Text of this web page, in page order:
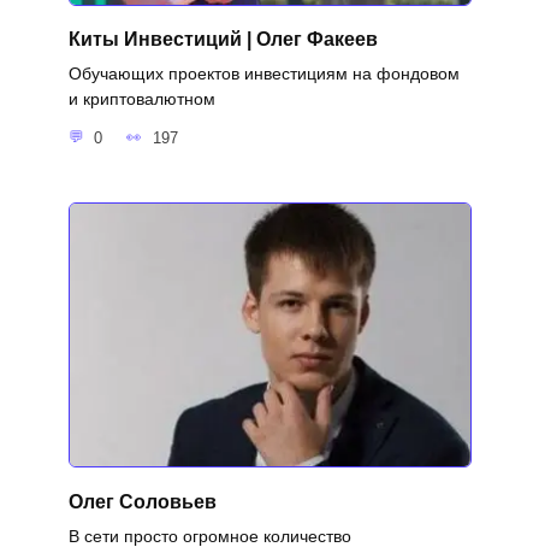
Киты Инвестиций | Олег Факеев
Обучающих проектов инвестициям на фондовом
и криптовалютном
0 197
Олег Соловьев
В сети просто огромное количество